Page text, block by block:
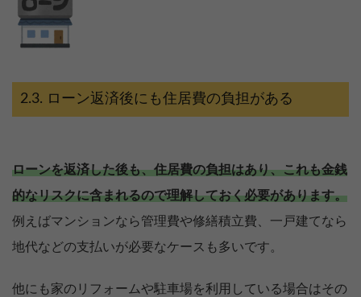
ローン返済後にも住居費の負担がある
ローンを返済した後も、住居費の負担はあり、これも金銭
的なリスクに含まれるので理解しておく必要があります。
例えばマンションなら管理費や修繕積立費、一戸建てなら
地代などの支払いが必要なケースも多いです。
他にも家のリフォームや駐車場を利用している場合はその